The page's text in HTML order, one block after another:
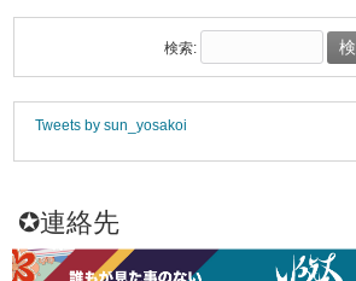
検索:
Tweets by sun_yosakoi
✪連絡先